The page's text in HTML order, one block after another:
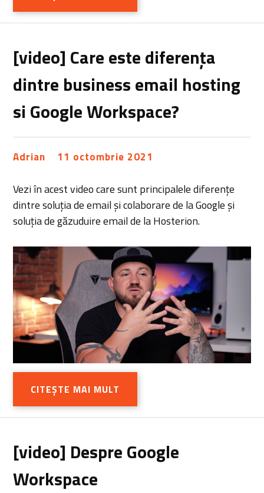
[video] Care este diferența
dintre business email hosting
si Google Workspace?
Adrian 11 octombrie 2021
Vezi în acest video care sunt principalele diferențe
dintre soluția de email și colaborare de la Google și
soluția de găzuduire email de la Hosterion.
CITEȘTE MAI MULT
[video] Despre Google
Workspace